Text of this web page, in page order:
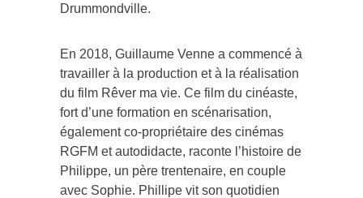
Drummondville.
En 2018, Guillaume Venne a commencé à
travailler à la production et à la réalisation
du film Rêver ma vie. Ce film du cinéaste,
fort d’une formation en scénarisation,
également co-propriétaire des cinémas
RGFM et autodidacte, raconte l’histoire de
Philippe, un père trentenaire, en couple
avec Sophie. Phillipe vit son quotidien